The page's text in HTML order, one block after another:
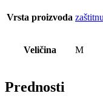
Vrsta proizvoda
Veličina M
Prednosti